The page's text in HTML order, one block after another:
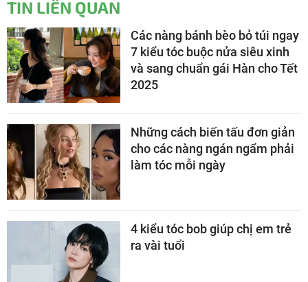
TIN LIÊN QUAN
Các nàng bánh bèo bỏ túi ngay
7 kiểu tóc buộc nửa siêu xinh
và sang chuẩn gái Hàn cho Tết
2025
Những cách biến tấu đơn giản
cho các nàng ngán ngẩm phải
làm tóc mỗi ngày
4 kiểu tóc bob giúp chị em trẻ
ra vài tuổi